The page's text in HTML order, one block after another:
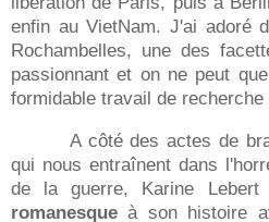
enfin au VietNam. J'ai adoré
Rochambelles, une des
passionnant et on ne peut
formidable travail de recherche
A côté des actes de
qui nous entraînent dans
de la guerre, Karine Lebert
romanesque à son histoire